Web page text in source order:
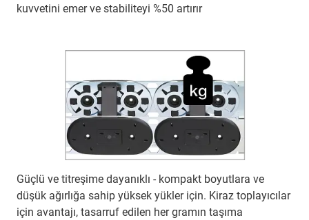
kuvvetini emer ve stabiliteyi %50 artırır
Güçlü ve titreşime dayanıklı - kompakt boyutlara ve
düşük ağırlığa sahip yüksek yükler için. Kiraz toplayıcılar
için avantajı, tasarruf edilen her gramın taşıma